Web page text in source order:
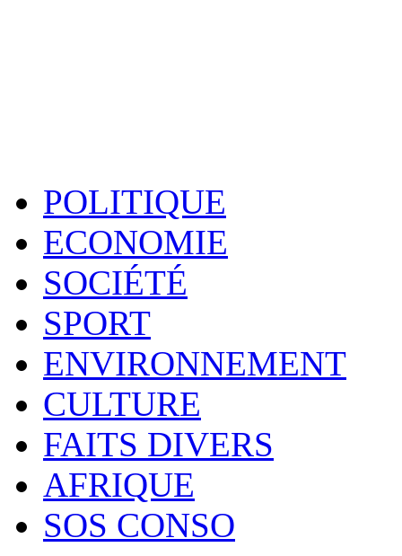
POLITIQUE
ECONOMIE
SOCIÉTÉ
SPORT
ENVIRONNEMENT
CULTURE
FAITS DIVERS
AFRIQUE
SOS CONSO